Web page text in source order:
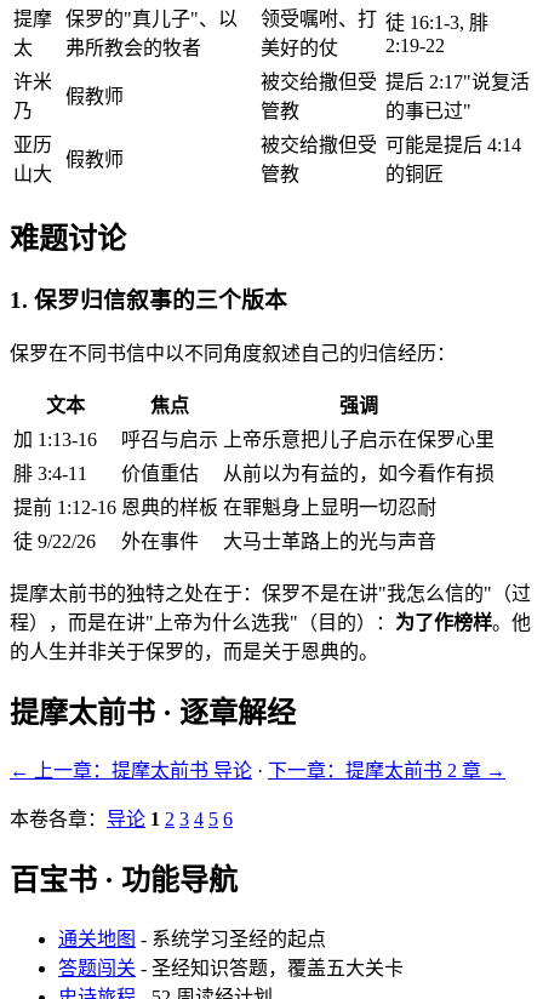
提摩
太
保罗的"真儿子"、以
弗所教会的牧者
领受嘱咐、打
美好的仗
徒 16:1-3, 腓
2:19-22
许米
乃
假教师
被交给撒但受
管教
提后 2:17"说复活
的事已过"
亚历
山大
假教师
被交给撒但受
管教
可能是提后 4:14
的铜匠
难题讨论
1. 保罗归信叙事的三个版本
保罗在不同书信中以不同角度叙述自己的归信经历：
文本 焦点
强调
加 1:13-16
呼召与启示
上帝乐意把儿子启示在保罗心里
腓 3:4-11
价值重估
从前以为有益的，如今看作有损
提前 1:12-16 恩典的样板 在罪魁身上显明一切忍耐
徒 9/22/26
外在事件 大马士革路上的光与声音
提摩太前书的独特之处在于：保罗不是在讲"我怎么信的"（过
程），而是在讲"上帝为什么选我"（目的）： 为了作榜样。他
的人生并非关于保罗的，而是关于恩典的。
提摩太前书 · 逐章解经
← 上一章：提摩太前书 导论 · 下一章：提摩太前书 2 章 →
本卷各章： 导论 1 2 3 4 5 6
百宝书 · 功能导航
通关地图 - 系统学习圣经的起点
答题闯关 - 圣经知识答题，覆盖五大关卡